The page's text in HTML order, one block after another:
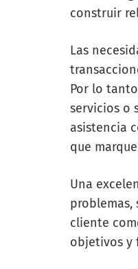
construir
Las
Por lo
servicios o
asistencia
que
Una
problemas,
cliente
objetivos y